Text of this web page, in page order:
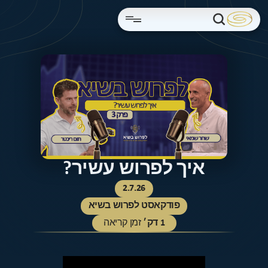
איך לפרוש עשיר?
2.7.26
פודקאסט לפרוש בשיא
1 דק׳ זמן קריאה